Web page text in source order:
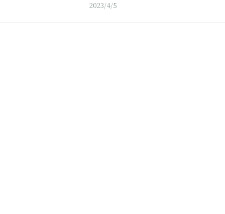
2023/4/5